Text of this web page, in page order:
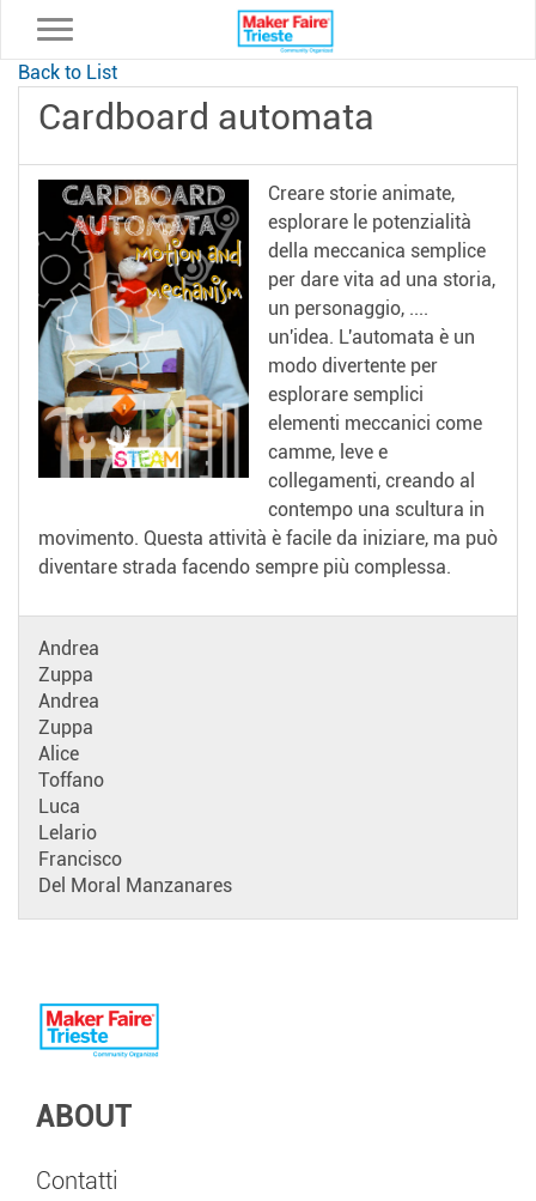
Back to List
Cardboard automata
Creare storie animate,
esplorare le potenzialità
della meccanica semplice
per dare vita ad una storia,
un personaggio, ....
un'idea. L'automata è un
modo divertente per
esplorare semplici
elementi meccanici come
camme, leve e
collegamenti, creando al
contempo una scultura in
movimento. Questa attività è facile da iniziare, ma può
diventare strada facendo sempre più complessa.
Andrea
Zuppa
Andrea
Zuppa
Alice
Toffano
Luca
Lelario
Francisco
Del Moral Manzanares
ABOUT
Contatti